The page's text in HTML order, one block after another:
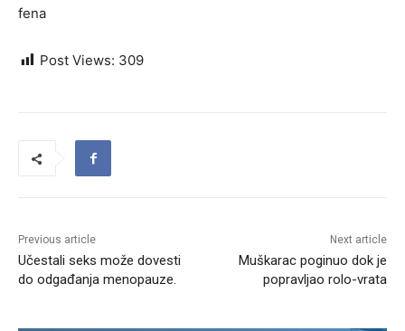
fena
Post Views: 309
Previous article
Učestali seks može dovesti
do odgađanja menopauze.
Next article
Muškarac poginuo dok je
popravljao rolo-vrata